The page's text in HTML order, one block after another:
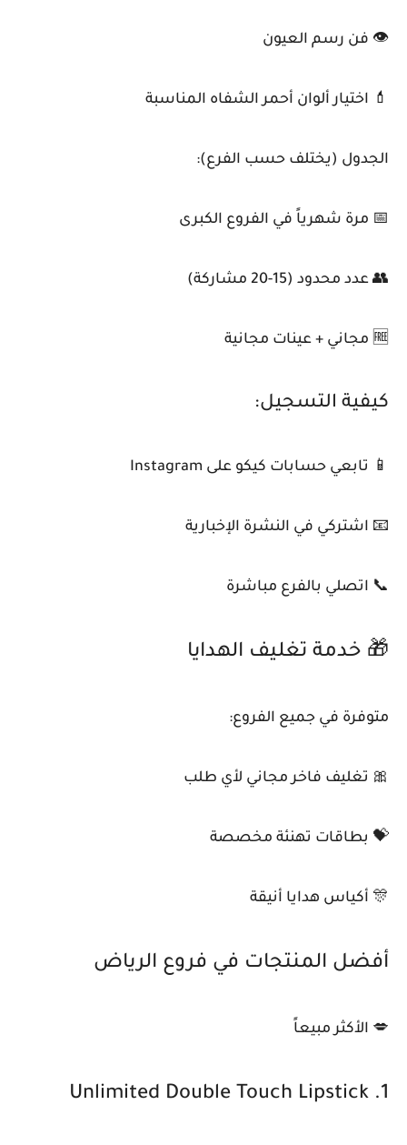
👁️ فن رسم العيون
💄 اختيار ألوان أحمر الشفاه المناسبة
الجدول (يختلف حسب الفرع):
📅 مرة شهرياً في الفروع الكبرى
👥 عدد محدود (15-20 مشاركة)
🆓 مجاني + عينات مجانية
كيفية التسجيل:
📱 تابعي حسابات كيكو على Instagram
📧 اشتركي في النشرة الإخبارية
📞 اتصلي بالفرع مباشرة
🎁 خدمة تغليف الهدايا
متوفرة في جميع الفروع:
🎀 تغليف فاخر مجاني لأي طلب
💝 بطاقات تهنئة مخصصة
🎊 أكياس هدايا أنيقة
أفضل المنتجات في فروع الرياض
💋 الأكثر مبيعاً
1. Unlimited Double Touch Lipstick